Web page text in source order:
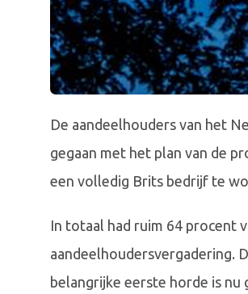
De aandeelhouders van het
gegaan met het plan van de
een volledig Brits bedrijf te
In totaal had ruim 64 procent
aandeelhoudersvergadering.
belangrijke eerste horde is